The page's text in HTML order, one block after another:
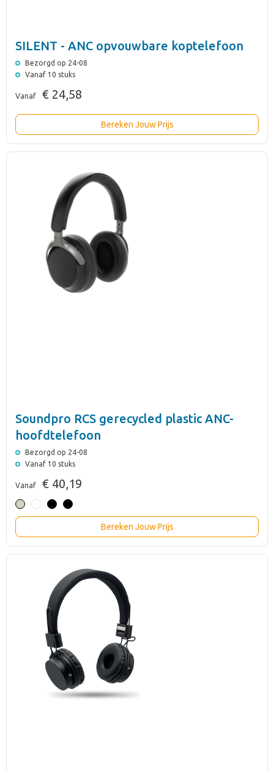
SILENT - ANC opvouwbare koptelefoon
Bezorgd op 24-08
Vanaf 10 stuks
Vanaf € 24,58
Bereken Jouw Prijs
Soundpro RCS gerecycled plastic ANC-
hoofdtelefoon
Bezorgd op 24-08
Vanaf 10 stuks
Vanaf € 40,19
Bereken Jouw Prijs